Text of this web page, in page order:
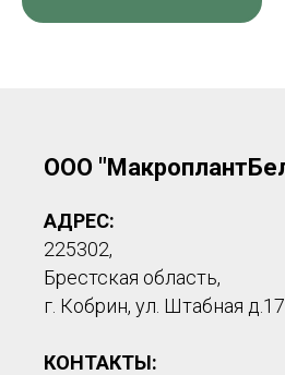
ООО
АДРЕС:
225302,
Брестская область,
г. Кобрин, ул. Штабная д.17
КОНТАКТЫ: